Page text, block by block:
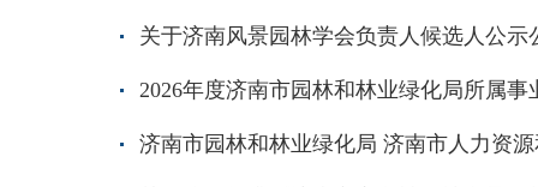
关于济南风景园林学会负责人候选人公示